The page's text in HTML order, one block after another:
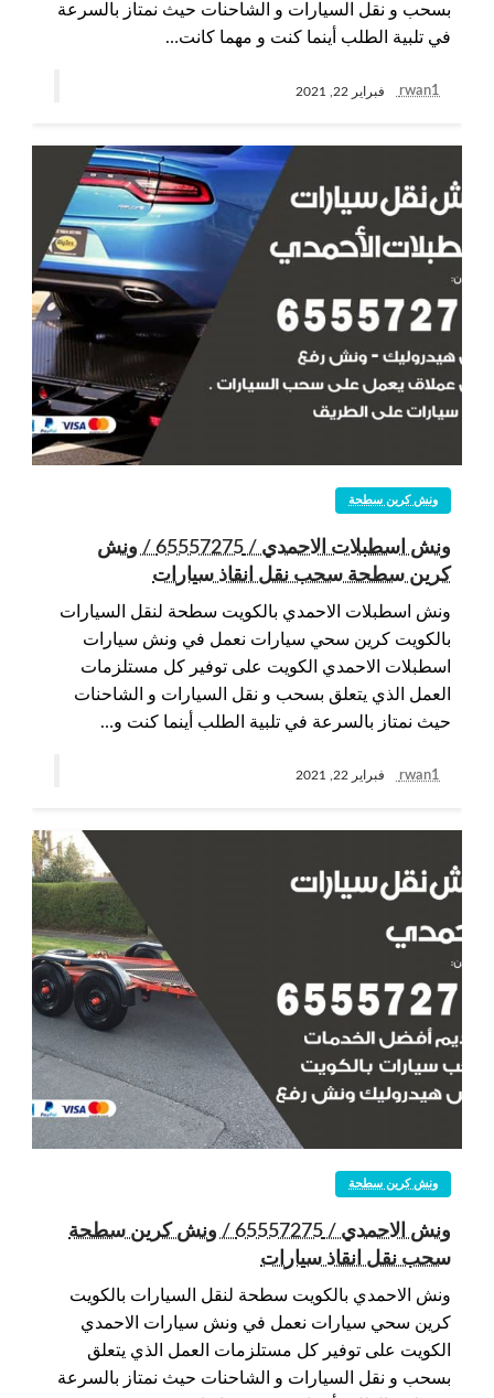
بسحب و نقل السيارات و الشاحنات حيث نمتاز بالسرعة
في تلبية الطلب أينما كنت و مهما كانت…
rwan1 فبراير 22, 2021
ونش كرين سطحة
ونش اسطبلات الاحمدي / 65557275 / ونش
كرين سطحة سحب نقل انقاذ سيارات
ونش اسطبلات الاحمدي بالكويت سطحة لنقل السيارات
بالكويت كرين سحي سيارات نعمل في ونش سيارات
اسطبلات الاحمدي الكويت على توفير كل مستلزمات
العمل الذي يتعلق بسحب و نقل السيارات و الشاحنات
حيث نمتاز بالسرعة في تلبية الطلب أينما كنت و…
rwan1 فبراير 22, 2021
ونش كرين سطحة
ونش الاحمدي / 65557275 / ونش كرين سطحة
سحب نقل انقاذ سيارات
ونش الاحمدي بالكويت سطحة لنقل السيارات بالكويت
كرين سحي سيارات نعمل في ونش سيارات الاحمدي
الكويت على توفير كل مستلزمات العمل الذي يتعلق
بسحب و نقل السيارات و الشاحنات حيث نمتاز بالسرعة